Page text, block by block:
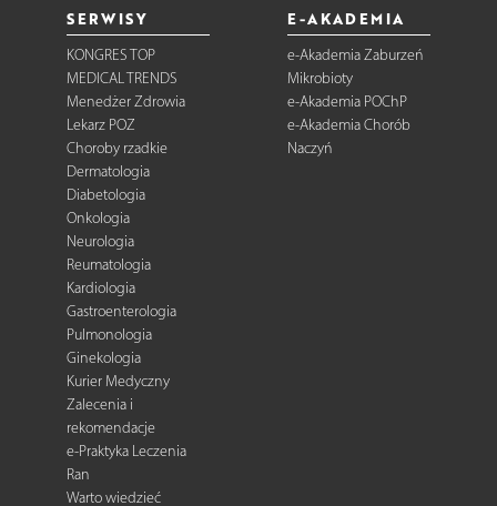
SERWISY
KONGRES TOP
MEDICAL TRENDS
Menedżer Zdrowia
Lekarz POZ
Choroby rzadkie
Dermatologia
Diabetologia
Onkologia
Neurologia
Reumatologia
Kardiologia
Gastroenterologia
Pulmonologia
Ginekologia
Kurier Medyczny
Zalecenia i
rekomendacje
e-Praktyka Leczenia
Ran
Warto wiedzieć
E-AKADEMIA
e-Akademia Zaburzeń
Mikrobioty
e-Akademia POChP
e-Akademia Chorób
Naczyń